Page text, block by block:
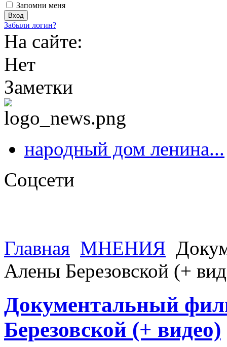
Запомни меня
Забыли логин?
На сайте:
Нет
Заметки
народный дом ленина...
Соцсети
Главная МНЕНИЯ
Алены Березовской (+
Документальный
Березовской (+ видео)